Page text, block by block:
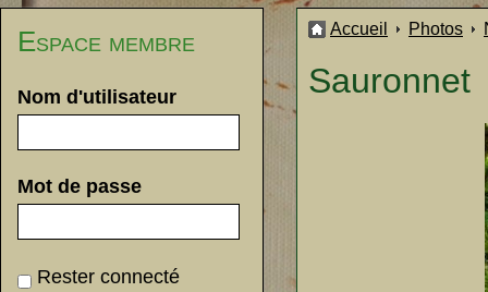
Espace membre
Nom d'utilisateur
Mot de passe
Rester connecté
Accueil Photos
Sauronnet